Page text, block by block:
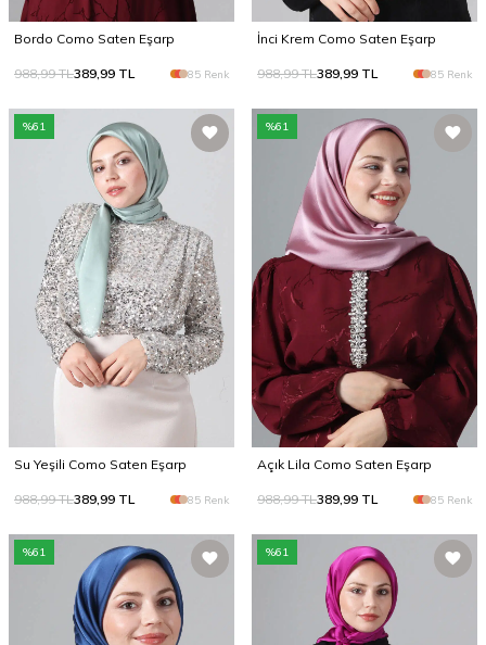
Bordo Como Saten Eşarp
988,99TL389,99 TL 85 Renk
İnci Krem Como Saten Eşarp
988,99TL389,99 TL 85 Renk
%61
Su Yeşili Como Saten Eşarp
988,99TL389,99 TL 85 Renk
%61
Açık Lila Como Saten Eşarp
988,99TL389,99 TL 85 Renk
%61 %61